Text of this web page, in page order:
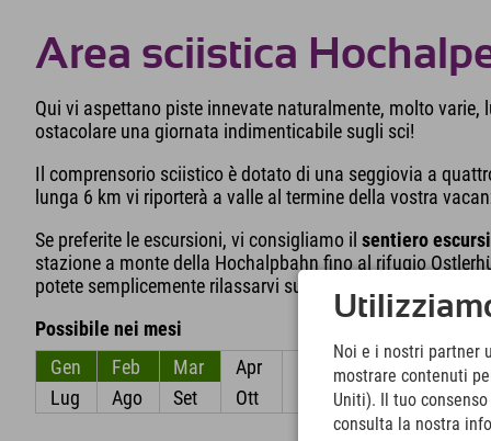
Area sciistica
Qui vi aspettano piste innevate naturalmente, molto
ostacolare una giornata indimenticabile sugli sci!
Il comprensorio sciistico è dotato di una seggiovia a
lunga 6 km vi riporterà a valle al termine della vostra
Se preferite le escursioni, vi consigliamo il sentiero
stazione a monte della Hochalpbahn fino al rifugio
potete semplicemente rilassarvi sulle terrazze soleggiate
Possibile nei mesi
Gen
Feb Mar Apr
Giu
Lug
Ago Set Ott Dic
Noi e i nostri partner
mostrare contenuti
Uniti). Il tuo
consulta la nostra